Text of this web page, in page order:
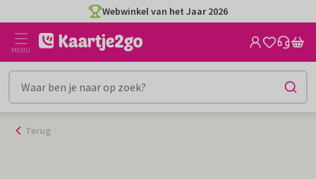
naar
inhoud
Webwinkel van het Jaar 2026
MENU
Terug